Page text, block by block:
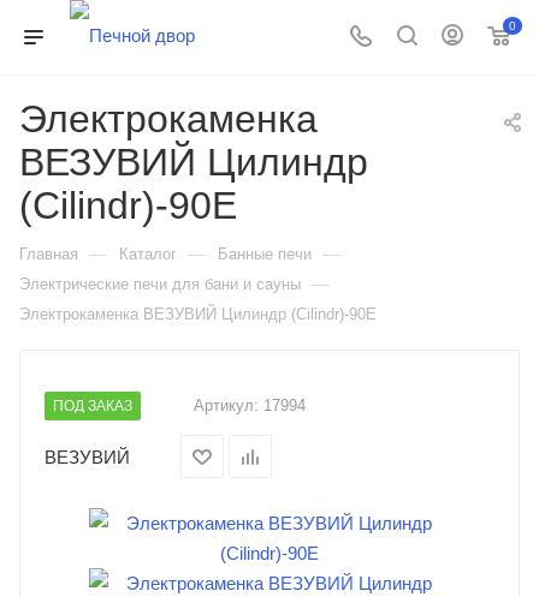
0
Электрокаменка
ВЕЗУВИЙ Цилиндр
(Cilindr)-90E
Главная — Каталог — Банные печи —
Электрические печи для бани и сауны —
Электрокаменка ВЕЗУВИЙ Цилиндр (Cilindr)-90E
ПОД ЗАКАЗ Артикул: 17994
ВЕЗУВИЙ